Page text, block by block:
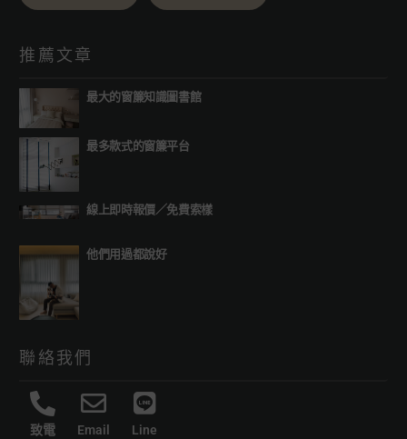
推薦文章
最大的窗簾知識圖書館
最多款式的窗簾平台
線上即時報價／免費索樣
他們用過都說好
聯絡我們
致電 Email Line